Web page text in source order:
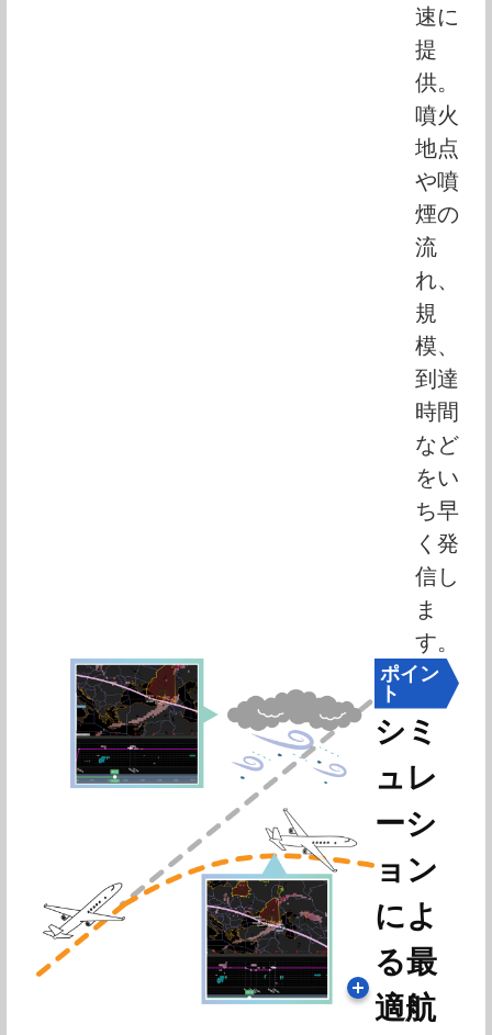
速に
提
供。
噴火
地点
や噴
煙の
流
れ、
規
模、
到達
時間
など
をい
ち早
く発
信し
ま
す。
ポイン
ト
シミ
ュレ
ーシ
ョン
によ
る最
適航